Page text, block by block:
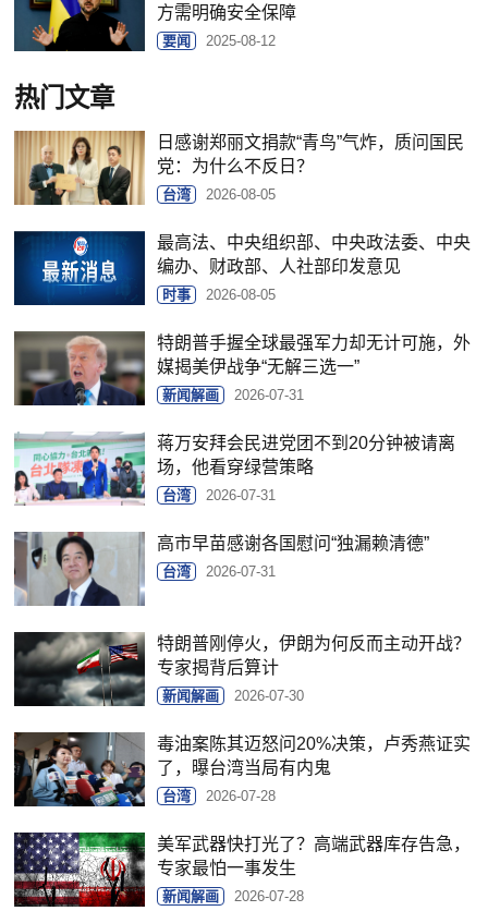
方需明确安全保障
要闻 2025-08-12
热门文章
日感谢郑丽文捐款“青鸟”气炸，质问国民
党：为什么不反日？
台湾 2026-08-05
最高法、中央组织部、中央政法委、中央
编办、财政部、人社部印发意见
时事 2026-08-05
特朗普手握全球最强军力却无计可施，外
媒揭美伊战争“无解三选一”
新闻解画 2026-07-31
蒋万安拜会民进党团不到20分钟被请离
场，他看穿绿营策略
台湾 2026-07-31
高市早苗感谢各国慰问“独漏赖清德”
台湾 2026-07-31
特朗普刚停火，伊朗为何反而主动开战？
专家揭背后算计
新闻解画 2026-07-30
毒油案陈其迈怒问20%决策，卢秀燕证实
了，曝台湾当局有内鬼
台湾 2026-07-28
美军武器快打光了？高端武器库存告急，
专家最怕一事发生
新闻解画 2026-07-28